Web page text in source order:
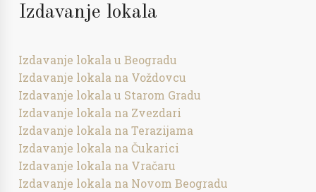
Izdavanje lokala
Izdavanje lokala u Beogradu
Izdavanje lokala na Voždovcu
Izdavanje lokala u Starom Gradu
Izdavanje lokala na Zvezdari
Izdavanje lokala na Terazijama
Izdavanje lokala na Čukarici
Izdavanje lokala na Vračaru
Izdavanje lokala na Novom Beogradu